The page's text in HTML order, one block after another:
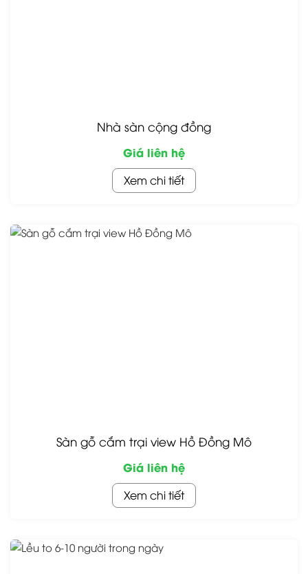
Nhà sàn cộng đồng
Giá liên hệ
Xem chi tiết
Sàn gỗ cắm trại view Hồ Đồng Mô
Giá liên hệ
Xem chi tiết